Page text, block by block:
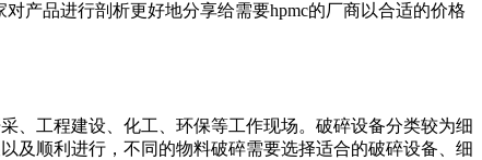
产品进行剖析更好地分享给需要hpmc的厂商以合适的价格
、工程建设、化工、环保等工作现场。破碎设备分类较为细
及顺利进行，不同的物料破碎需要选择适合的破碎设备、细